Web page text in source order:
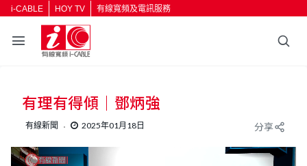
i-CABLE HOY TV 有線寬頻及電訊服務
有理有得傾｜鄧炳強
有線新聞 2025年01月18日 分享